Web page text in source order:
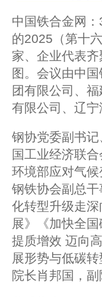
中国铁合金网：
的2025（第十
家、企业代表
图。会议由中
团有限公司、
有限公司、辽宁
钢协党委副书
国工业经济联
环境部应对气
钢铁协会副总
化转型升级走
展》《加快全
提质增效 迈向
展形势与低碳
院长肖邦国，副